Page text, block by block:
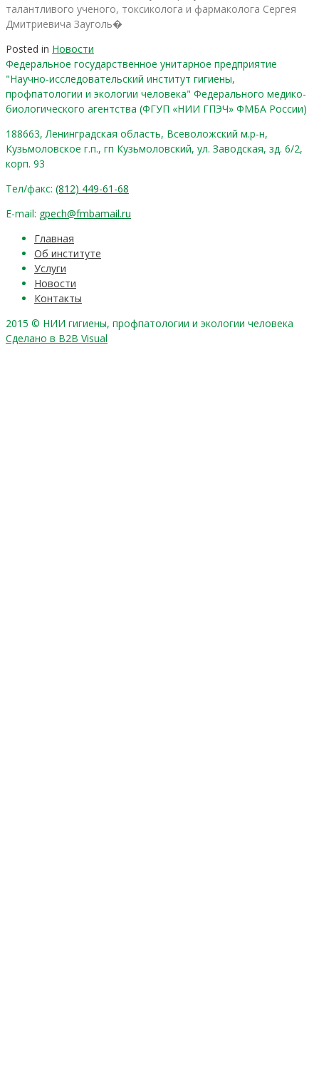
талантливого ученого, токсиколога и фармаколога Сергея
Дмитриевича Зауголь�
Posted in Новости
Федеральное государственное унитарное предприятие
"Научно-исследовательский институт гигиены,
профпатологии и экологии человека" Федерального медико-
биологического агентства (ФГУП «НИИ ГПЭЧ» ФМБА России)
188663, Ленинградская область, Всеволожский м.р-н,
Кузьмоловское г.п., гп Кузьмоловский, ул. Заводская, зд. 6/2,
корп. 93
Тел/факс: (812) 449-61-68
E-mail: gpech@fmbamail.ru
Главная
Об институте
Услуги
Новости
Контакты
2015 © НИИ гигиены, профпатологии и экологии человека
Сделано в B2B Visual